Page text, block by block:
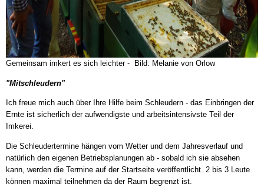
Gemeinsam imkert es sich leichter - Bild: Melanie von Orlow
"Mitschleudern"
Ich freue mich auch über Ihre Hilfe beim Schleudern - das Einbringen der
Ernte ist sicherlich der aufwendigste und arbeitsintensivste Teil der
Imkerei.
Die Schleudertermine hängen vom Wetter und dem Jahresverlauf und
natürlich den eigenen Betriebsplanungen ab - sobald ich sie absehen
kann, werden die Termine auf der Startseite veröffentlicht. 2 bis 3 Leute
können maximal teilnehmen da der Raum begrenzt ist.